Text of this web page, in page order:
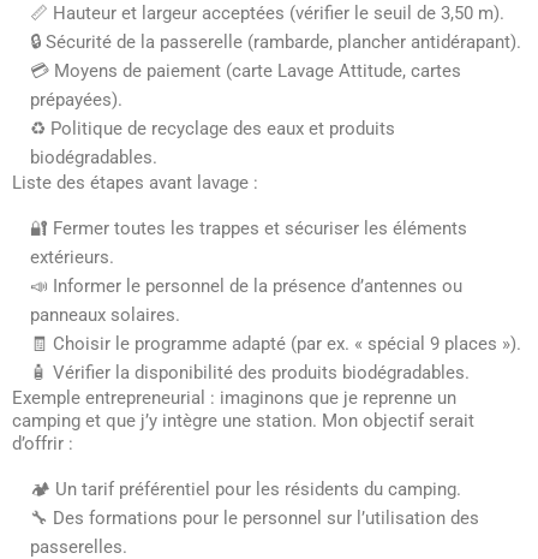
📏 Hauteur et largeur acceptées (vérifier le seuil de 3,50 m).
🔒 Sécurité de la passerelle (rambarde, plancher antidérapant).
💳 Moyens de paiement (carte Lavage Attitude, cartes
prépayées).
♻️ Politique de recyclage des eaux et produits
biodégradables.
Liste des étapes avant lavage :
🔐 Fermer toutes les trappes et sécuriser les éléments
extérieurs.
📣 Informer le personnel de la présence d’antennes ou
panneaux solaires.
🧾 Choisir le programme adapté (par ex. « spécial 9 places »).
🧴 Vérifier la disponibilité des produits biodégradables.
Exemple entrepreneurial : imaginons que je reprenne un
camping et que j’y intègre une station. Mon objectif serait
d’offrir :
🏕️ Un tarif préférentiel pour les résidents du camping.
🔧 Des formations pour le personnel sur l’utilisation des
passerelles.